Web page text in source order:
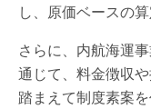
し、原価ベースの
さらに、内航海運
通じて、料金徴収
踏まえて制度素案